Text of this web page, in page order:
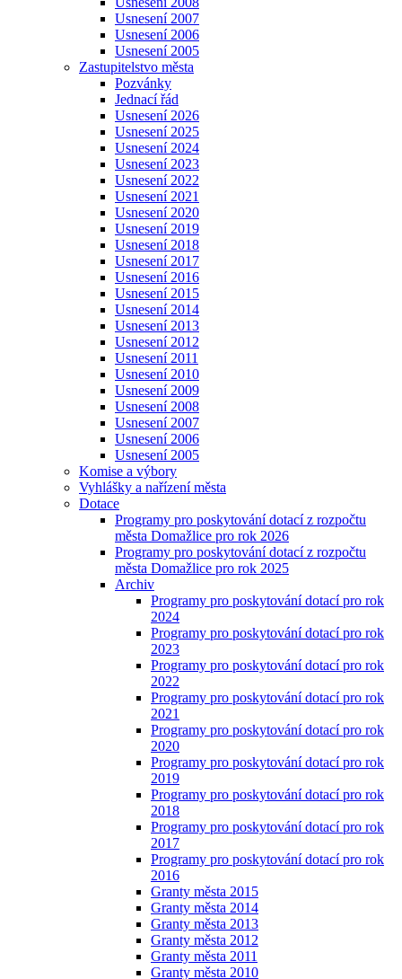
Usnesení 2007
Usnesení 2006
Usnesení 2005
Zastupitelstvo města
Pozvánky
Jednací řád
Usnesení 2026
Usnesení 2025
Usnesení 2024
Usnesení 2023
Usnesení 2022
Usnesení 2021
Usnesení 2020
Usnesení 2019
Usnesení 2018
Usnesení 2017
Usnesení 2016
Usnesení 2015
Usnesení 2014
Usnesení 2013
Usnesení 2012
Usnesení 2011
Usnesení 2010
Usnesení 2009
Usnesení 2008
Usnesení 2007
Usnesení 2006
Usnesení 2005
Komise a výbory
Vyhlášky a nařízení města
Dotace
Programy pro poskytování dotací z rozpočtu
města Domažlice pro rok 2026
Programy pro poskytování dotací z rozpočtu
města Domažlice pro rok 2025
Archiv
Programy pro poskytování dotací pro rok
2024
Programy pro poskytování dotací pro rok
2023
Programy pro poskytování dotací pro rok
2022
Programy pro poskytování dotací pro rok
2021
Programy pro poskytování dotací pro rok
2020
Programy pro poskytování dotací pro rok
2019
Programy pro poskytování dotací pro rok
2018
Programy pro poskytování dotací pro rok
2017
Programy pro poskytování dotací pro rok
2016
Granty města 2015
Granty města 2014
Granty města 2013
Granty města 2012
Granty města 2011
Granty města 2010